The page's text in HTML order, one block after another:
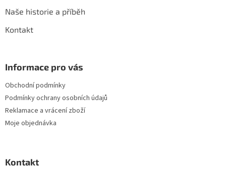
Naše historie a příběh
Kontakt
Informace pro vás
Obchodní podmínky
Podmínky ochrany osobních údajů
Reklamace a vrácení zboží
Moje objednávka
Kontakt